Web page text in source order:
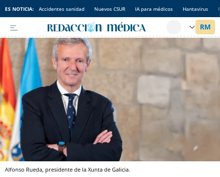
ES NOTICIA: Accidentes sanidad Nuevos CSUR IA para médicos Hantavirus
Alfonso Rueda, presidente de la Xunta de Galicia.